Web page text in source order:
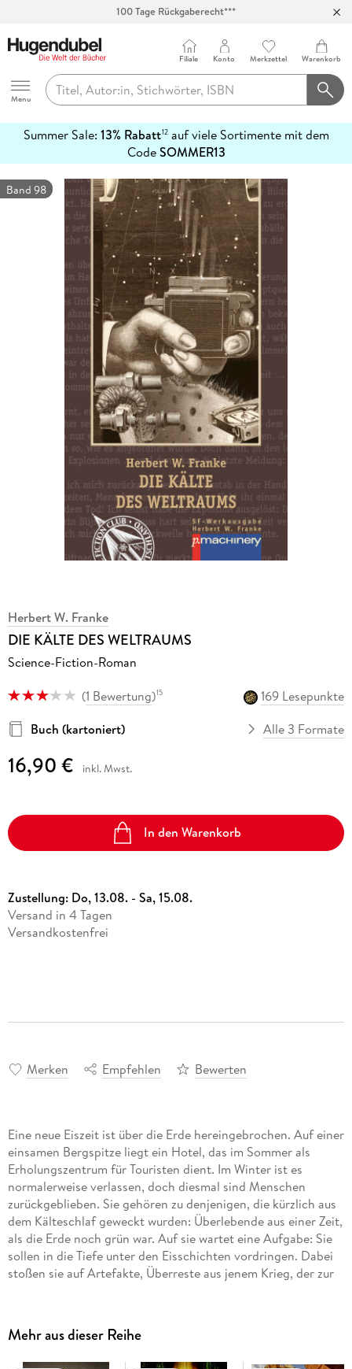
100 Tage Rückgaberecht***
Hugendubel
Menu
Filiale Konto Merkzettel Warenkorb
Summer Sale: 13% Rabatt12auf viele Sortimente mit dem
CodeSOMMER13
erfahren
Band 98
Herbert W. Franke
DIE KÄLTE DES WELTRAUMS
Science-Fiction-Roman
(1 Bewertung)15
169 Lesepunkte
Buch (kartoniert)
Alle 3 Formate
16,90 € inkl. Mwst.
In den Warenkorb
Zustellung: Do, 13.08. - Sa, 15.08.
Versand in 4 Tagen
Versandkostenfrei
Merken Empfehlen Bewerten
Eine neue Eiszeit ist über die Erde hereingebrochen. Auf einer
einsamen Bergspitze liegt ein Hotel, das im Sommer als
Erholungszentrum für Touristen dient. Im Winter ist es
normalerweise verlassen, doch diesmal sind Menschen
zurückgeblieben. Sie gehören zu denjenigen, die kürzlich aus
dem Kälteschlaf geweckt wurden: Überlebende aus einer Zeit,
als die Erde noch grün war. Auf sie wartet eine Aufgabe: Sie
sollen in die Tiefe unter den Eisschichten vordringen. Dabei
stoßen sie auf Artefakte, Überreste aus jenem Krieg, der zur
Mehr aus dieser Reihe